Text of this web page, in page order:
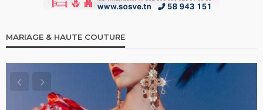
MARIAGE & HAUTE COUTURE